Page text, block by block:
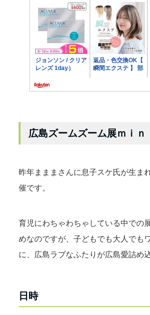
広島ズームズーム展ｍｉｎ
昨年まままさんに息子スケ氏が生ま
催です。
育児にわちゃわちゃしている中での
めなのですが、子どもでも大人でも
に、広島ラブなふたりが広島愛詰め
日時